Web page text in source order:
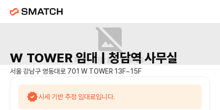
매물 사진을 준비 중이에요.
W TOWER임대 | 청담역사무실
서울 강남구 영동대로 701 W TOWER 13F~15F
시세 기반 추정 임대료입니다.